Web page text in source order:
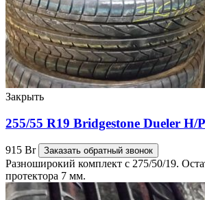
Закрыть
255/55 R19 Bridgestone Dueler
915 Br Заказать обратный звонок
Разноширокий комплект с 275/50/19.
протектора 7 мм.